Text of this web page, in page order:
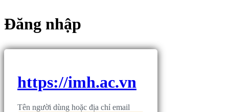
Đăng nhập
https://imh.ac.vn
Tên người dùng hoặc địa chỉ email